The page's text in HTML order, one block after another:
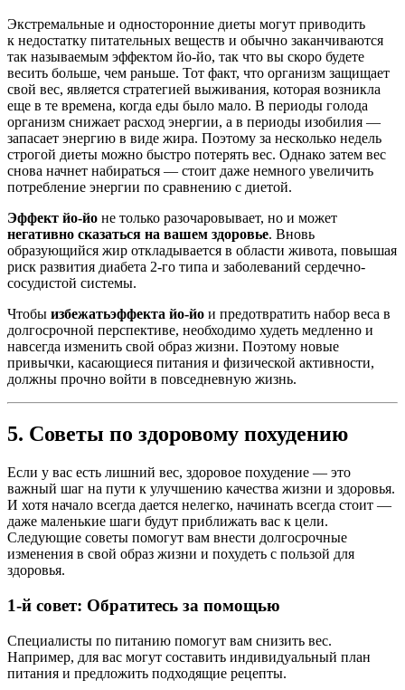
Экстремальные и односторонние диеты могут приводить
к недостатку питательных веществ и обычно заканчиваются
так называемым эффектом йо-йо, так что вы скоро будете
весить больше, чем раньше. Тот факт, что организм защищает
свой вес, является стратегией выживания, которая возникла
еще в те времена, когда еды было мало. В периоды голода
организм снижает расход энергии, а в периоды изобилия —
запасает энергию в виде жира. Поэтому за несколько недель
строгой диеты можно быстро потерять вес. Однако затем вес
снова начнет набираться — стоит даже немного увеличить
потребление энергии по сравнению с диетой.
Эффект йо-йо не только разочаровывает, но и может
негативно сказаться на вашем здоровье. Вновь
образующийся жир откладывается в области живота, повышая
риск развития диабета 2-го типа и заболеваний сердечно-
сосудистой системы.
Чтобы избежатьэффекта йо-йо и предотвратить набор веса в
долгосрочной перспективе, необходимо худеть медленно и
навсегда изменить свой образ жизни. Поэтому новые
привычки, касающиеся питания и физической активности,
должны прочно войти в повседневную жизнь.
5. Советы по здоровому похудению
Если у вас есть лишний вес, здоровое похудение — это
важный шаг на пути к улучшению качества жизни и здоровья.
И хотя начало всегда дается нелегко, начинать всегда стоит —
даже маленькие шаги будут приближать вас к цели.
Следующие советы помогут вам внести долгосрочные
изменения в свой образ жизни и похудеть с пользой для
здоровья.
1-й совет: Обратитесь за помощью
Специалисты по питанию помогут вам снизить вес.
Например, для вас могут составить индивидуальный план
питания и предложить подходящие рецепты.